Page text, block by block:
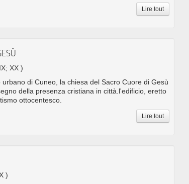
Lire tout
XX )
di Cuneo, la chiesa del Sacro Cuore di Gesù
della presenza cristiana in città.l'edificio, eretto
ottocentesco.
Lire tout
)